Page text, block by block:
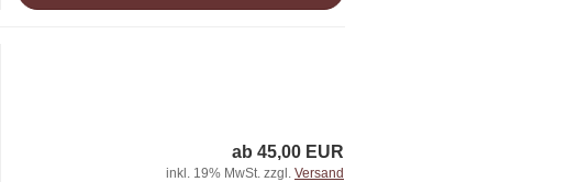
ab 45,00 EUR
inkl. 19% MwSt. zzgl. Versand